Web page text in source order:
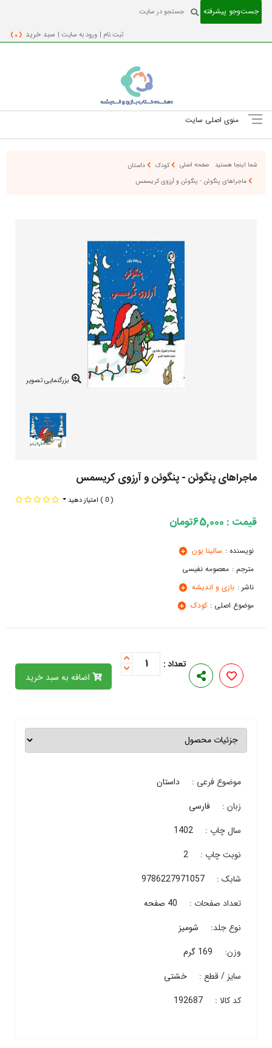
جست‌و‌جو پیشرفته
ثبت نام | ورود به سایت | سبد خرید ( 0 )
منوی اصلی سایت
شما اینجا هستید صفحه اصلی کودک
داستان
ماجراهای پنگوئن - پنگوئن و آرزوی کریسمس
بزرگنمایی تصویر
ماجراهای پنگوئن - پنگوئن و آرزوی کریسمس
( 0 ) امتیاز دهید
قیمت : 65,000تومان
نویسنده : سالینا یون
مترجم : معصومه نفیسی
ناشر : بازی و اندیشه
موضوع اصلی : کودک
تعداد : 1
اضافه به سبد خرید
موضوع فرعی : داستان
زبان : فارسی
سال چاپ : 1402
نوبت چاپ : 2
شابک : 9786227971057
تعداد صفحات : 40 صفحه
نوع جلد: شومیز
وزن: 169 گرم
سایز / قطع : خشتی
کد کالا : 192687